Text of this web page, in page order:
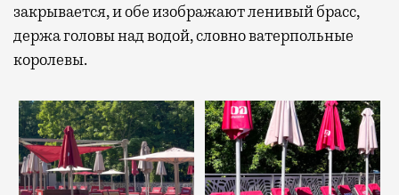
закрывается, и обе изображают ленивый брасс,
держа головы над водой, словно ватерпольные
королевы.